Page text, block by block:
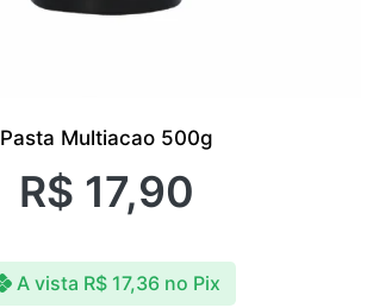
Pasta Multiacao 500g
R$ 17,90
A vista R$17,36 no Pix